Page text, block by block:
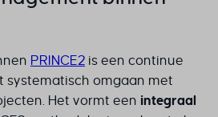
PRINCE2 is een continue
omgaan met
Het vormt een integraal